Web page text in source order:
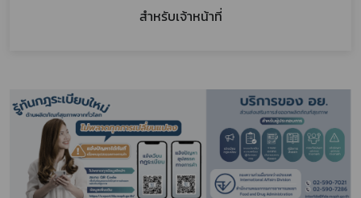
สำหรับเจ้าหน้าที่